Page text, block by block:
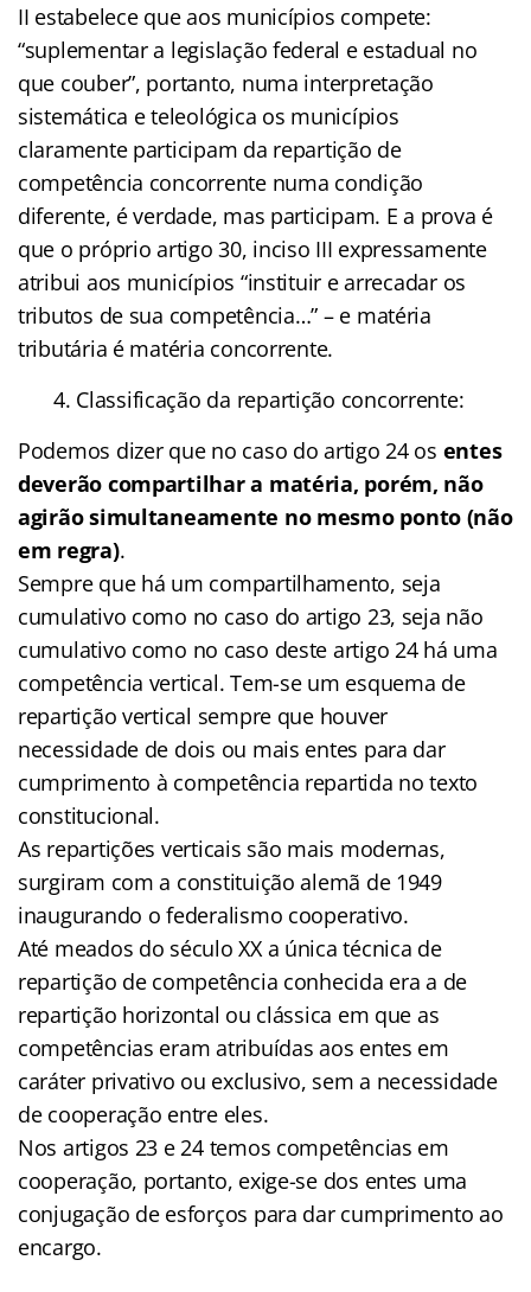
II estabelece que aos municípios compete:
“suplementar a legislação federal e estadual no
que couber”, portanto, numa interpretação
sistemática e teleológica os municípios
claramente participam da repartição de
competência concorrente numa condição
diferente, é verdade, mas participam. E a prova é
que o próprio artigo 30, inciso III expressamente
atribui aos municípios “instituir e arrecadar os
tributos de sua competência…” – e matéria
tributária é matéria concorrente.
4. Classificação da repartição concorrente:
Podemos dizer que no caso do artigo 24 os entes
deverão compartilhar a matéria, porém, não
agirão simultaneamente no mesmo ponto (não
em regra).
Sempre que há um compartilhamento, seja
cumulativo como no caso do artigo 23, seja não
cumulativo como no caso deste artigo 24 há uma
competência vertical. Tem-se um esquema de
repartição vertical sempre que houver
necessidade de dois ou mais entes para dar
cumprimento à competência repartida no texto
constitucional.
As repartições verticais são mais modernas,
surgiram com a constituição alemã de 1949
inaugurando o federalismo cooperativo.
Até meados do século XX a única técnica de
repartição de competência conhecida era a de
repartição horizontal ou clássica em que as
competências eram atribuídas aos entes em
caráter privativo ou exclusivo, sem a necessidade
de cooperação entre eles.
Nos artigos 23 e 24 temos competências em
cooperação, portanto, exige-se dos entes uma
conjugação de esforços para dar cumprimento ao
encargo.